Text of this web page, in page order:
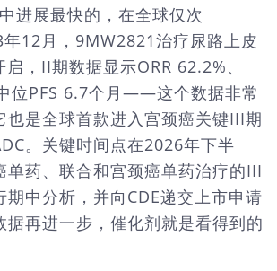
进展最快的，在全球仅次
12月，9MW2821治疗尿路上皮
，II期数据显示ORR 62.2%、
位PFS 6.7个月——这个数据非常
也是全球首款进入宫颈癌关键III期
。关键时间点在2026年下半
单药、联合和宫颈癌单药治疗的III
期中分析，并向CDE递交上市申请
据再进一步，催化剂就是看得到的